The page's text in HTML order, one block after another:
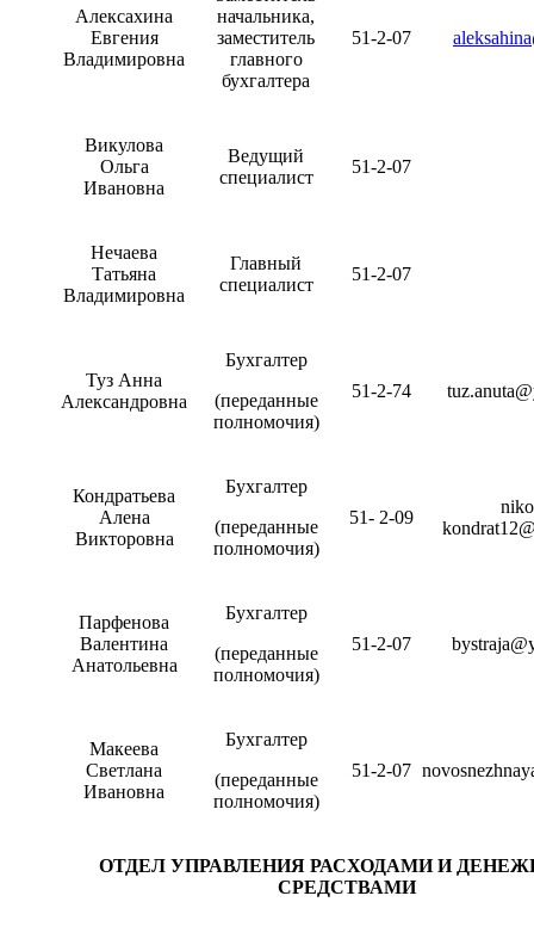
Алексахина
Евгения
Владимировна
начальника,
заместитель
главного
бухгалтера
51-2-07
Викулова
Ольга
Ивановна
Ведущий
специалист
51-2-07
Нечаева
Татьяна
Владимировна
Главный
специалист
51-2-07
Туз Анна
Александровна
Бухгалтер
(переданные
полномочия)
51-2-74
Кондратьева
Алена
Викторовна
Бухгалтер
(переданные
полномочия)
51- 2-09
Парфенова
Валентина
Анатольевна
Бухгалтер
(переданные
полномочия)
51-2-07
Макеева
Светлана
Ивановна
Бухгалтер
(переданные
полномочия)
51-2-07
ОТДЕЛ УПРАВЛЕНИЯ РАСХОДАМИ И
СРЕДСТВАМИ